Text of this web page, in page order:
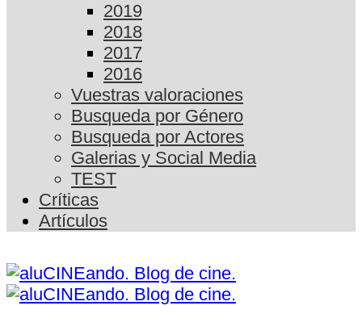
2019
2018
2017
2016
Vuestras valoraciones
Busqueda por Género
Busqueda por Actores
Galerias y Social Media
TEST
Críticas
Artículos